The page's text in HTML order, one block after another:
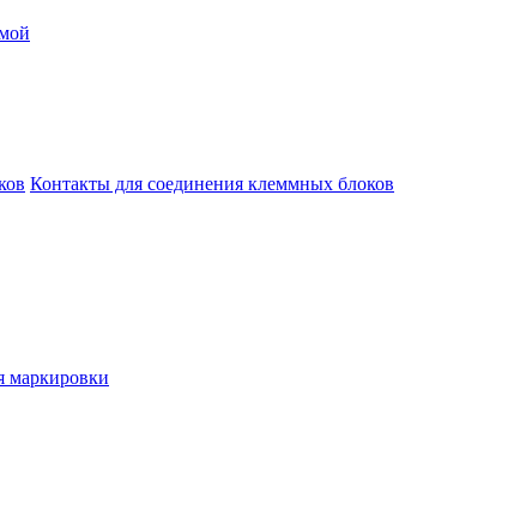
Контакты для соединения клеммных блоков
маркировки